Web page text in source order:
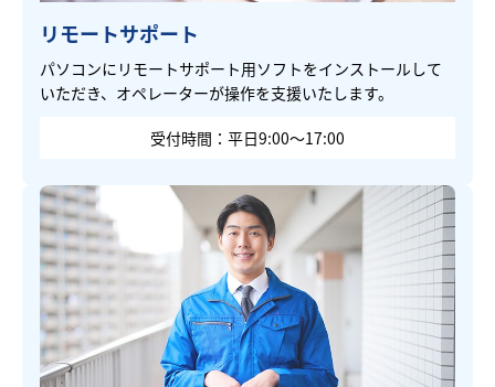
リモートサポート
パソコンにリモートサポート用ソフトをインストールして
いただき、オペレーターが操作を支援いたします。
受付時間：平日9:00～17:00